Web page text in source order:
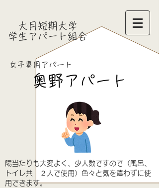
大月短期大学
​学生アパート組合
​奥野アパート
​女子専用アパート
陽当たりも大変よく、少人数ですので（風呂、
トイレ共 ２人で使用）色々と気を遣わずに使
用できます。